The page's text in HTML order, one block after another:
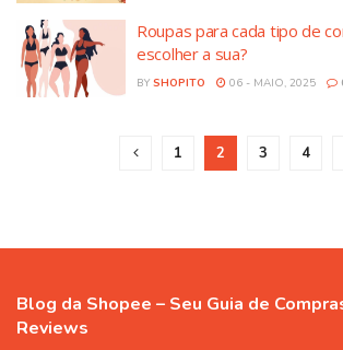
Roupas para cada tipo de
escolher a sua?
BY SHOPITO 06 - MAIO, 2025
1 2 3 4
Blog da Shopee – Seu Guia de
Reviews